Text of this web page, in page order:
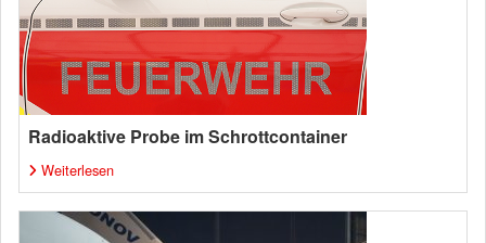
Radioaktive Probe im Schrottcontainer
Weiterlesen